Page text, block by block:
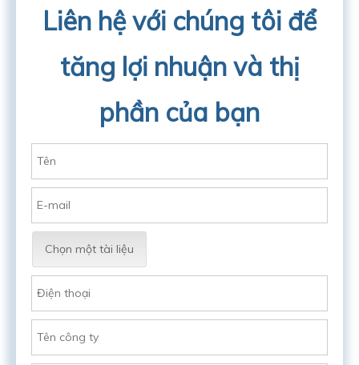
Liên hệ với chúng tôi để
tăng lợi nhuận và thị
phần của bạn
Chọn một tài liệu